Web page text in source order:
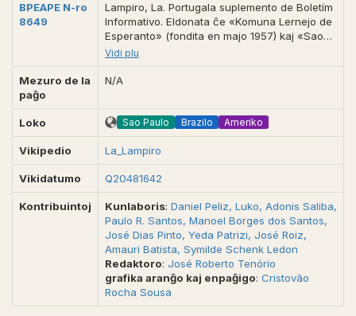
BPEAPE N-ro
8649
Lampiro, La. Portugala suplemento de Boletím
Informativo. Eldonata ĉe «Komuna Lernejo de
Esperanto» (fondita en majo 1957) kaj «Sao
Paulo Esperanto Klubo». Paperas senatende
kaj senatente, Esperante kaj esperante esti
legata. Fondinto kaj red. poste Nerespondeca
Paulo (SP, BR). Unua serio: okt. 1959-apr. 1962.
Redaktoroj: Zuleide Laranjeira, Nicola
Tallarico, Lair Bravo, I. C. Vatevski. Eldonita en
500800 ekzempleroj. Dua serio: 1972-1996.
Fondinto, redaktoro, kompilisto, tajpisto,
aranĝisto Daray Pedroso Machado Gaia.
Responda direktoro Nélson Silveira, red. s-ino
Elvira Fontes kaj Deodato de Franca Mello.
Responda direktorino kaj red. Elvira Fontes.
Kompostilo de la Eldonejo «Fonto». Tria serio:
1983- 2003 -? Entute pli ol 100 n-roj.
Direktoro, redaktoro, kompilisto, tajpisto,
aranĝisto Daray Pedroso Machado Gaia
Kunordiganto: José Carlos Fereira Dos Santos
(Sao Paulo, BR). Direktorino: Elvira Fontes,
Vidi plu
Mezuro de la
paĝo
N/A
Loko Sao Paulo Brazilo Ameriko
Vikipedio La_Lampiro
Vikidatumo Q20481642
Kontribuintoj Kunlaboris: Daniel Peliz, Luko, Adonis Saliba,
Paulo R. Santos, Manoel Borges dos Santos,
José Dias Pinto, Yeda Patrizi, José Roiz,
Amauri Batista, Symilde Schenk Ledon
Redaktoro: José Roberto Tenório
grafika aranĝo kaj enpaĝigo: Cristovão
Rocha Sousa